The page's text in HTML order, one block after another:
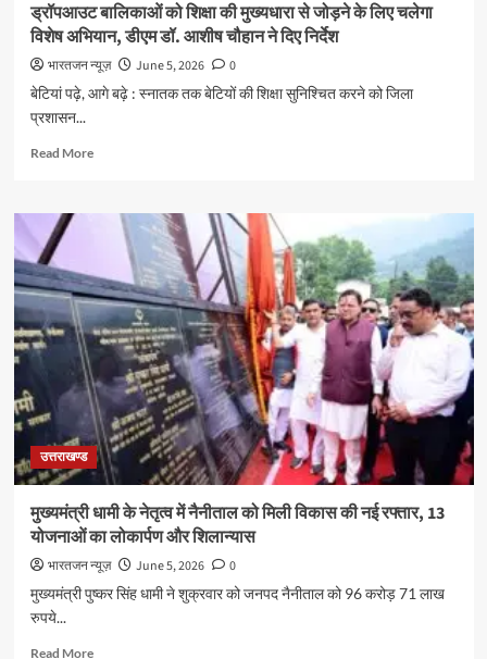
ड्रॉपआउट बालिकाओं को शिक्षा की मुख्यधारा से जोड़ने के लिए चलेगा
विशेष अभियान, डीएम डॉ. आशीष चौहान ने दिए निर्देश
भारतजन न्यूज़ June 5, 2026
0
बेटियां पढ़े, आगे बढ़े : स्नातक तक बेटियों की शिक्षा सुनिश्चित करने को जिला
प्रशासन...
Read MoreRead
ड्रॉपआउट
बालिकाओं
शिक्षा
की
मुख्यधारा
से
जोड़ने
के
लिए
चलेगा
विशेष
अभियान,
डीएम
आशीष
चौहान
ने
निर्देश
उत्तराखण्ड
मुख्यमंत्री धामी के नेतृत्व में नैनीताल को मिली विकास की नई रफ्तार, 13
योजनाओं का लोकार्पण और शिलान्यास
भारतजन न्यूज़ June 5, 2026
0
मुख्यमंत्री पुष्कर सिंह धामी ने शुक्रवार को जनपद नैनीताल को 96 करोड़ 71 लाख
रुपये...
Read MoreRead